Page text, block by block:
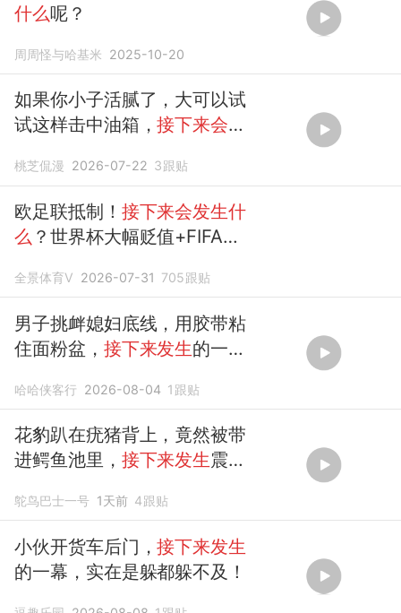
什么呢？
周周怪与哈基米 2025-10-20
如果你小子活腻了，大可以试
试这样击中油箱，接下来会发
桃芝侃漫 2026-07-22 3跟贴
欧足联抵制！ 接下来会发生什
么 ？世界杯大幅贬值+FIFA名
全景体育V 2026-07-31 705跟贴
男子挑衅媳妇底线，用胶带粘
住面粉盆， 接下来发生的一幕
哈哈侠客行 2026-08-04 1 跟贴
花豹趴在疣猪背上，竟然被带
进鳄鱼池里， 接下来发生震惊
鸵鸟巴士一号 1天前 4跟贴
小伙开货车后门，接下来发生
的一幕，实在是躲都躲不及！